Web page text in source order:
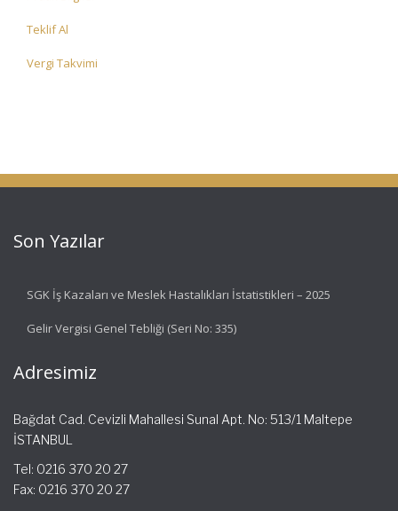
Teklif Al
Vergi Takvimi
Son Yazılar
SGK İş Kazaları ve Meslek Hastalıkları İstatistikleri – 2025
Gelir Vergisi Genel Tebliği (Seri No: 335)
Adresimiz
Bağdat Cad. Cevizli Mahallesi Sunal Apt. No: 513/1 Maltepe
İSTANBUL
Tel: 0216 370 20 27
Fax: 0216 370 20 27